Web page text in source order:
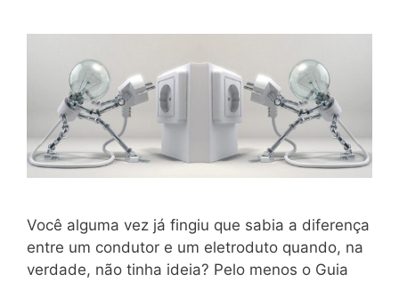
Você alguma vez já fingiu que sabia a diferença
entre um condutor e um eletroduto quando, na
verdade, não tinha ideia? Pelo menos o Guia